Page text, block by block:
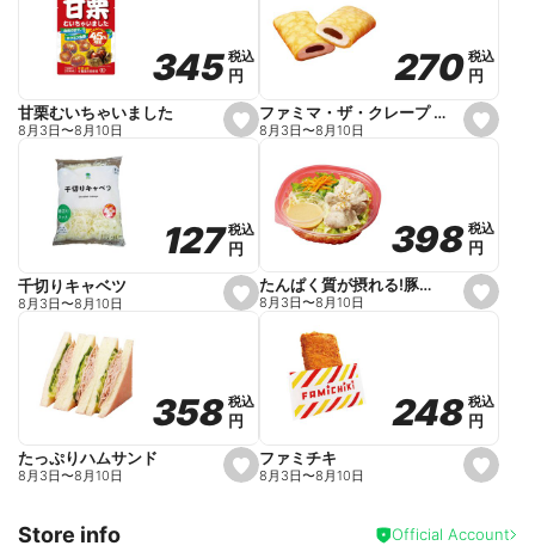
s
e
o
r
i
e
345
345税込
税込
円
円
甘栗むいちゃいました
8月3日〜8月10日
s
e
o
r
i
e
270
270 税込
税込
円
円
ファミマ・ザ・クレープ 生チョコ
8月3日〜8月10日
s
e
o
r
i
e
127
127税込
税込
円
円
千切りキャベツ
8月3日〜8月10日
s
e
o
r
i
e
398
398 税込
税込
円
円
たんぱく質が摂れる!豚しゃぶのパスタサラダ
8月3日〜8月10日
s
e
358
358税込
税込
円
円
たっぷりハムサンド
8月3日〜8月10日
s
e
a
248
248 税込
税込
円
円
ファミチキ
8月3日〜8月10日
Store info Official Account